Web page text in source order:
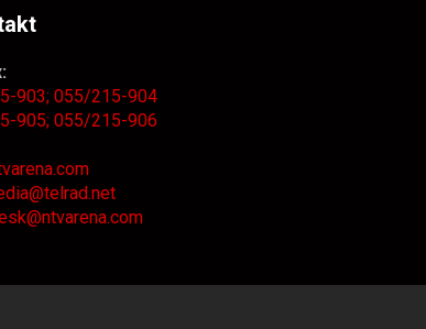
903;055/215-904
905;055/215-906